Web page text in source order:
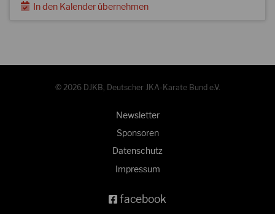
In den Kalender übernehmen
© 2026 DJKB, Deutscher JKA-Karate Bund e.V.
facebook
Newsletter
Sponsoren
Datenschutz
Impressum